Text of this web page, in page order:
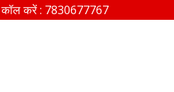
कॉल करें : 7830677767